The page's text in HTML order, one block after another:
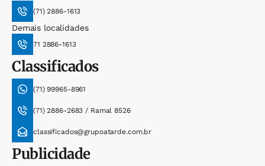
(71) 2886-1613
Demais localidades
71 2886-1613
Classificados
(71) 99965-8961
(71) 2886-2683 / Ramal 8526
classificados@grupoatarde.com.br
Publicidade